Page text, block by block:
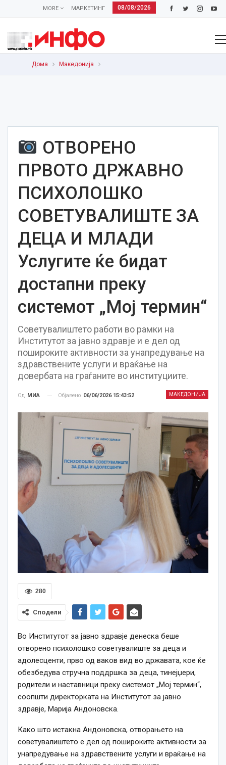
08/08/2026
МАРКЕТИНГ
MORE
Дома Македонија
ОТВОРЕНО
ПРВОТО ДРЖАВНО
ПСИХОЛОШКО
СОВЕТУВАЛИШТЕ ЗА
ДЕЦА И МЛАДИ
Услугите ќе бидат
достапни преку
системот „Мој термин“
Советувалиштето работи во рамки на
Институтот за јавно здравје и е дел од
пошироките активности за унапредување на
здравствените услуги и враќање на
довербата на граѓаните во институциите.
МАКЕДОНИЈА
Од МИА Објавено 06/06/2026 15:43:52
280
Сподели
Во Институтот за јавно здравје денеска беше
отворено психолошко советувалиште за деца и
адолесценти, прво од ваков вид во државата, кое ќе
обезбедува стручна поддршка за деца, тинејџери,
родители и наставници преку системот „Мој термин“,
соопшти директорката на Институтот за јавно
здравје, Марија Андоновска.
Како што истакна Андоновска, отворањето на
советувалиштето е дел од пошироките активности за
унапредување на здравствените услуги и враќање на